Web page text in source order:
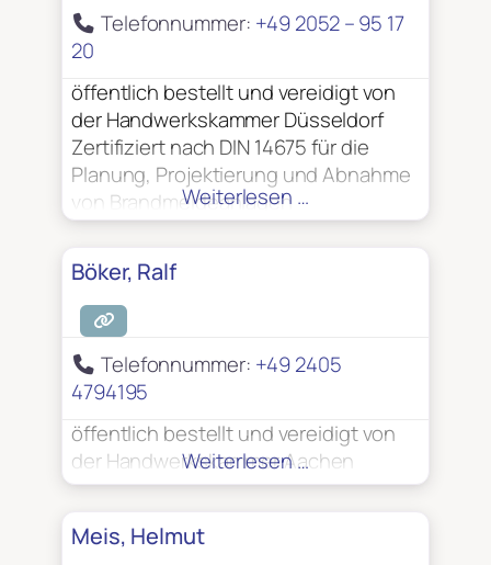
Telefonnummer: +49 2052 – 95 17
20
öffentlich bestellt und vereidigt von
der Handwerkskammer Düsseldorf
Zertifiziert nach DIN 14675 für die
Planung, Projektierung und Abnahme
von Brandmeldeanlagen
Zuverlässigkeit gemäß § 7
Luftsicherheitsgesetz (LuftSIG)
Weiterlesen …
Böker, Ralf
Telefonnummer: +49 2405
4794195
öffentlich bestellt und vereidigt von
der Handwerkskammer Aachen
Weiterlesen …
Meis, Helmut